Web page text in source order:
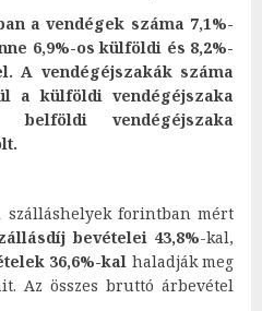
a vendégek száma 7,1%-
6,9%-os külföldi és 8,2%-
A vendégéjszakák száma
a külföldi vendégéjszaka
belföldi vendégéjszaka
szálláshelyek forintban mért
bevételei 43,8%-kal,
36,6%-kal haladják meg
Az összes bruttó árbevétel